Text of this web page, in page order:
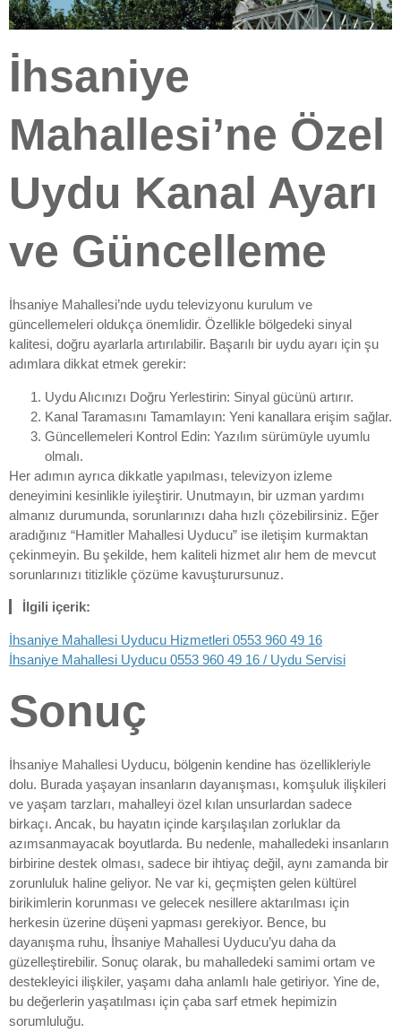
İhsaniye
Mahallesi’ne Özel
Uydu Kanal Ayarı
ve Güncelleme
İhsaniye Mahallesi’nde uydu televizyonu kurulum ve
güncellemeleri oldukça önemlidir. Özellikle bölgedeki sinyal
kalitesi, doğru ayarlarla artırılabilir. Başarılı bir uydu ayarı için şu
adımlara dikkat etmek gerekir:
Uydu Alıcınızı Doğru Yerlestirin: Sinyal gücünü artırır.
Kanal Taramasını Tamamlayın: Yeni kanallara erişim sağlar.
Güncellemeleri Kontrol Edin: Yazılım sürümüyle uyumlu
olmalı.
Her adımın ayrıca dikkatle yapılması, televizyon izleme
deneyimini kesinlikle iyileştirir. Unutmayın, bir uzman yardımı
almanız durumunda, sorunlarınızı daha hızlı çözebilirsiniz. Eğer
aradığınız “Hamitler Mahallesi Uyducu” ise iletişim kurmaktan
çekinmeyin. Bu şekilde, hem kaliteli hizmet alır hem de mevcut
sorunlarınızı titizlikle çözüme kavuşturursunuz.
İlgili içerik:
İhsaniye Mahallesi Uyducu Hizmetleri 0553 960 49 16
İhsaniye Mahallesi Uyducu 0553 960 49 16 / Uydu Servisi
Sonuç
İhsaniye Mahallesi Uyducu, bölgenin kendine has özellikleriyle
dolu. Burada yaşayan insanların dayanışması, komşuluk ilişkileri
ve yaşam tarzları, mahalleyi özel kılan unsurlardan sadece
birkaçı. Ancak, bu hayatın içinde karşılaşılan zorluklar da
azımsanmayacak boyutlarda. Bu nedenle, mahalledeki insanların
birbirine destek olması, sadece bir ihtiyaç değil, aynı zamanda bir
zorunluluk haline geliyor. Ne var ki, geçmişten gelen kültürel
birikimlerin korunması ve gelecek nesillere aktarılması için
herkesin üzerine düşeni yapması gerekiyor. Bence, bu
dayanışma ruhu, İhsaniye Mahallesi Uyducu’yu daha da
güzelleştirebilir. Sonuç olarak, bu mahalledeki samimi ortam ve
destekleyici ilişkiler, yaşamı daha anlamlı hale getiriyor. Yine de,
bu değerlerin yaşatılması için çaba sarf etmek hepimizin
sorumluluğu.